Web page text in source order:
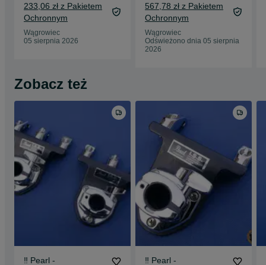
233,06 zł z Pakietem
Ochronnym
Wągrowiec
05 sierpnia 2026
567,78 zł z Pakietem
Ochronnym
Wągrowiec
Odświeżono dnia 05 sierpnia
2026
Zobacz też
‼️ Pearl -
‼️ Pearl -